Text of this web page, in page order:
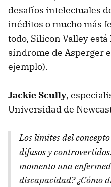
desafíos intelectuales
inéditos o mucho más
todo, Silicon Valley
síndrome de Asperger
ejemplo).
Jackie Scully,
Universidad de
Los límites del
difusos y
momento una
discapacidad? ¿Cómo